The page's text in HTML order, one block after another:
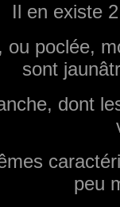
Il en existe
ou poclée,
sont
dont
peu